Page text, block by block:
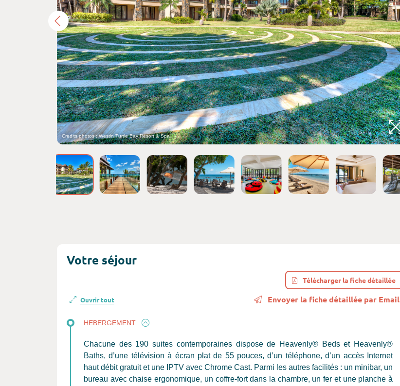
Crédits photos : Westin Turtle Bay Resort & Spa
Votre séjour
Télécharger la fiche détaillée
Envoyer la fiche détaillée par Email
Ouvrir tout
HEBERGEMENT
Chacune des 190 suites contemporaines dispose de Heavenly® Beds et Heavenly®
Baths, d’une télévision à écran plat de 55 pouces, d’un téléphone, d’un accès Internet
haut débit gratuit et une IPTV avec Chrome Cast. Parmi les autres facilités : un minibar, un
bureau avec chaise ergonomique, un coffre-fort dans la chambre, un fer et une planche à